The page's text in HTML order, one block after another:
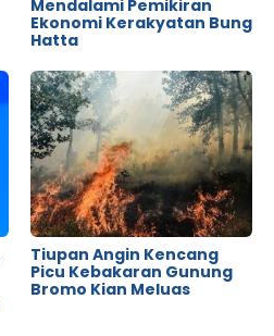
Mendalami Pemikiran
Ekonomi Kerakyatan Bung
Hatta
Tiupan Angin Kencang
Picu Kebakaran Gunung
Bromo Kian Meluas